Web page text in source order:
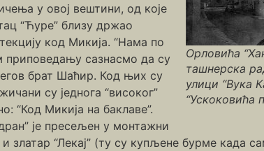
Орловића
ташнерска
улици “Вука
“Ускоковића
у овој вештини, од које
“Ћуре” близу држао
код Микија. “Нама по
приповедању сазнасмо да су
брат Шаћир. Код њих су
су једнога “високог”
“Код Микија на баклаве”.
је пресељен у монтажни
златар “Лекај” (ту су купљене бурме када